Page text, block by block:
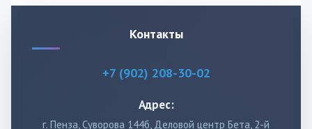
Контакты
+7 (902) 208-30-02
Адрес:
г. Пенза, Суворова 144б, Деловой центр Бета, 2-й